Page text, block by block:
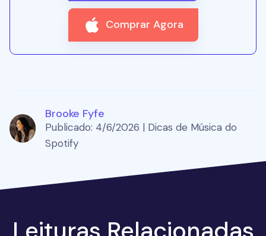
Comprar Agora
Brooke Fyfe
Publicado: 4/6/2026 | Dicas de Música do
Spotify